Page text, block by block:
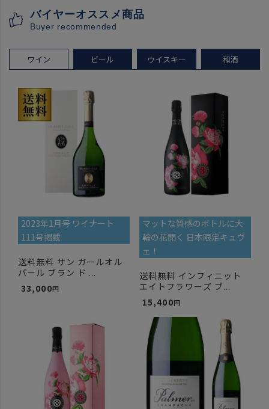
入場券となるeチケットは
【9月下旬】にメールにて
配信予定
バイヤーオススメ商品
Buyer recommended
ワイン ビール ウイスキー 和酒
2023年1月号 ワイナート
111号掲載
送料無料 サン ガールオル
パール ブラン ド ...
33,000
マットな質感のボトルに大
輪の花開く 日本限定キュヴ
ェ！
送料無料 インフィニット
エイトフラワーズ ブ...
15,400